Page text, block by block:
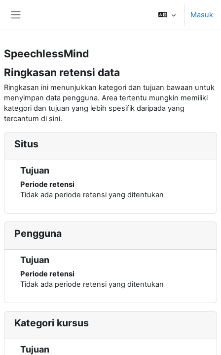
Masuk
SpeechlessMind
Ringkasan retensi data
Ringkasan ini menunjukkan kategori dan tujuan bawaan untuk
menyimpan data pengguna. Area tertentu mungkin memiliki
kategori dan tujuan yang lebih spesifik daripada yang
tercantum di sini.
Situs
Tujuan
Periode retensi
Tidak ada periode retensi yang ditentukan
Pengguna
Tujuan
Periode retensi
Tidak ada periode retensi yang ditentukan
Kategori kursus
Tujuan